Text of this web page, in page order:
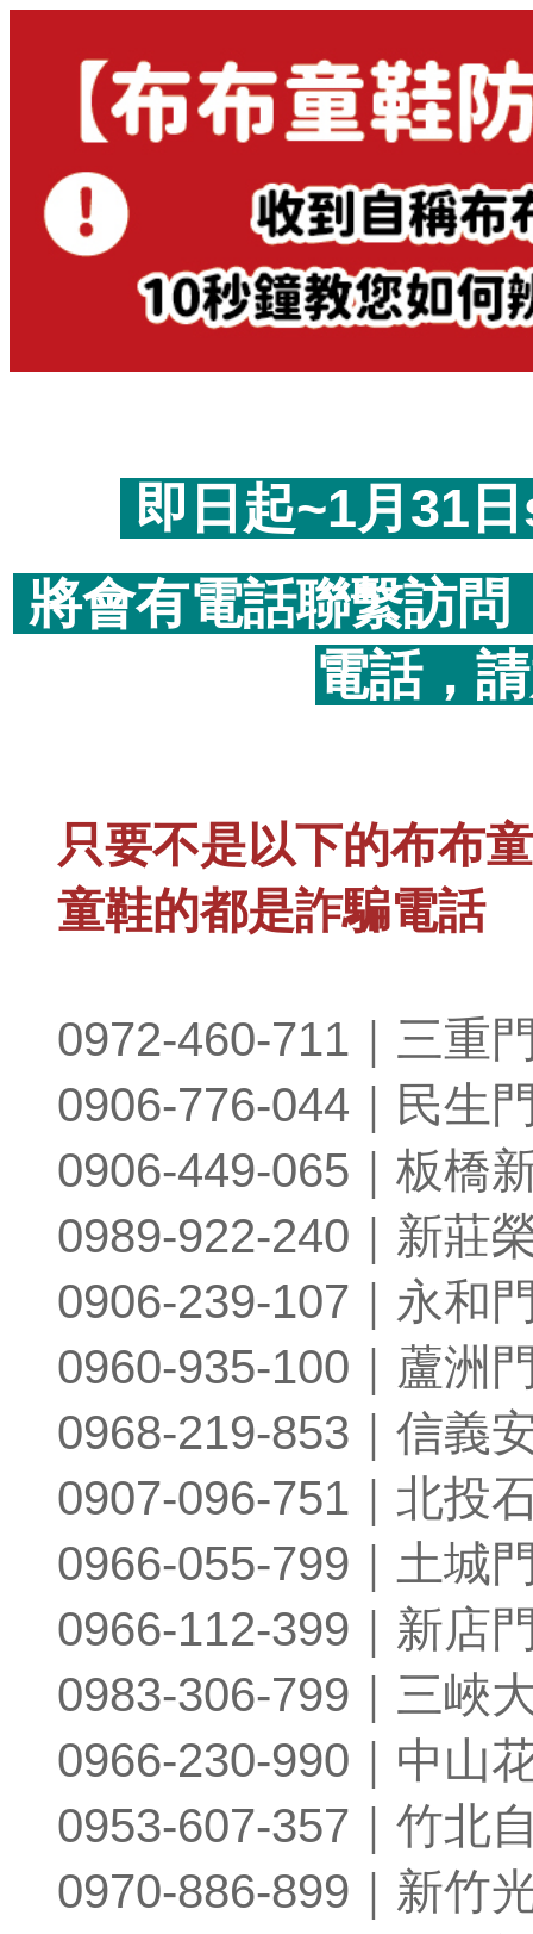
即日起~1月31
將會有電話聯繫訪
電話，
只要不是以下的布布
童鞋的都是詐騙電話
0972-460-711｜三重
0906-776-044｜民生
0906-449-065｜板橋
0989-922-240｜新莊
0906-239-107｜永和
0960-935-100｜蘆洲
0968-219-853｜信義
0907-096-751｜北投
0966-055-799｜土城
0966-112-399｜新店
0983-306-799｜三峽
0966-230-990｜中山
0953-607-357｜竹北
0970-886-899｜新竹